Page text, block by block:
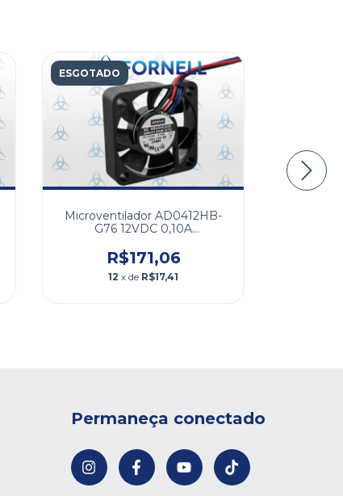
ESGOTADO
Microventilador AD0412HB-
G76 12VDC 0,10A
R$171,06
12 x de R$17,41
Permaneça conectado